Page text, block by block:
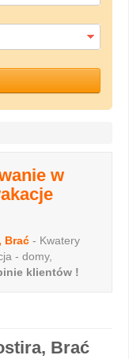
w
Brać - Kwatery
- domy,
klientów !
Brać